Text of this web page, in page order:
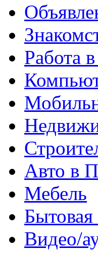
Работа
Авто в
Мебель
Бытовая
Видео/